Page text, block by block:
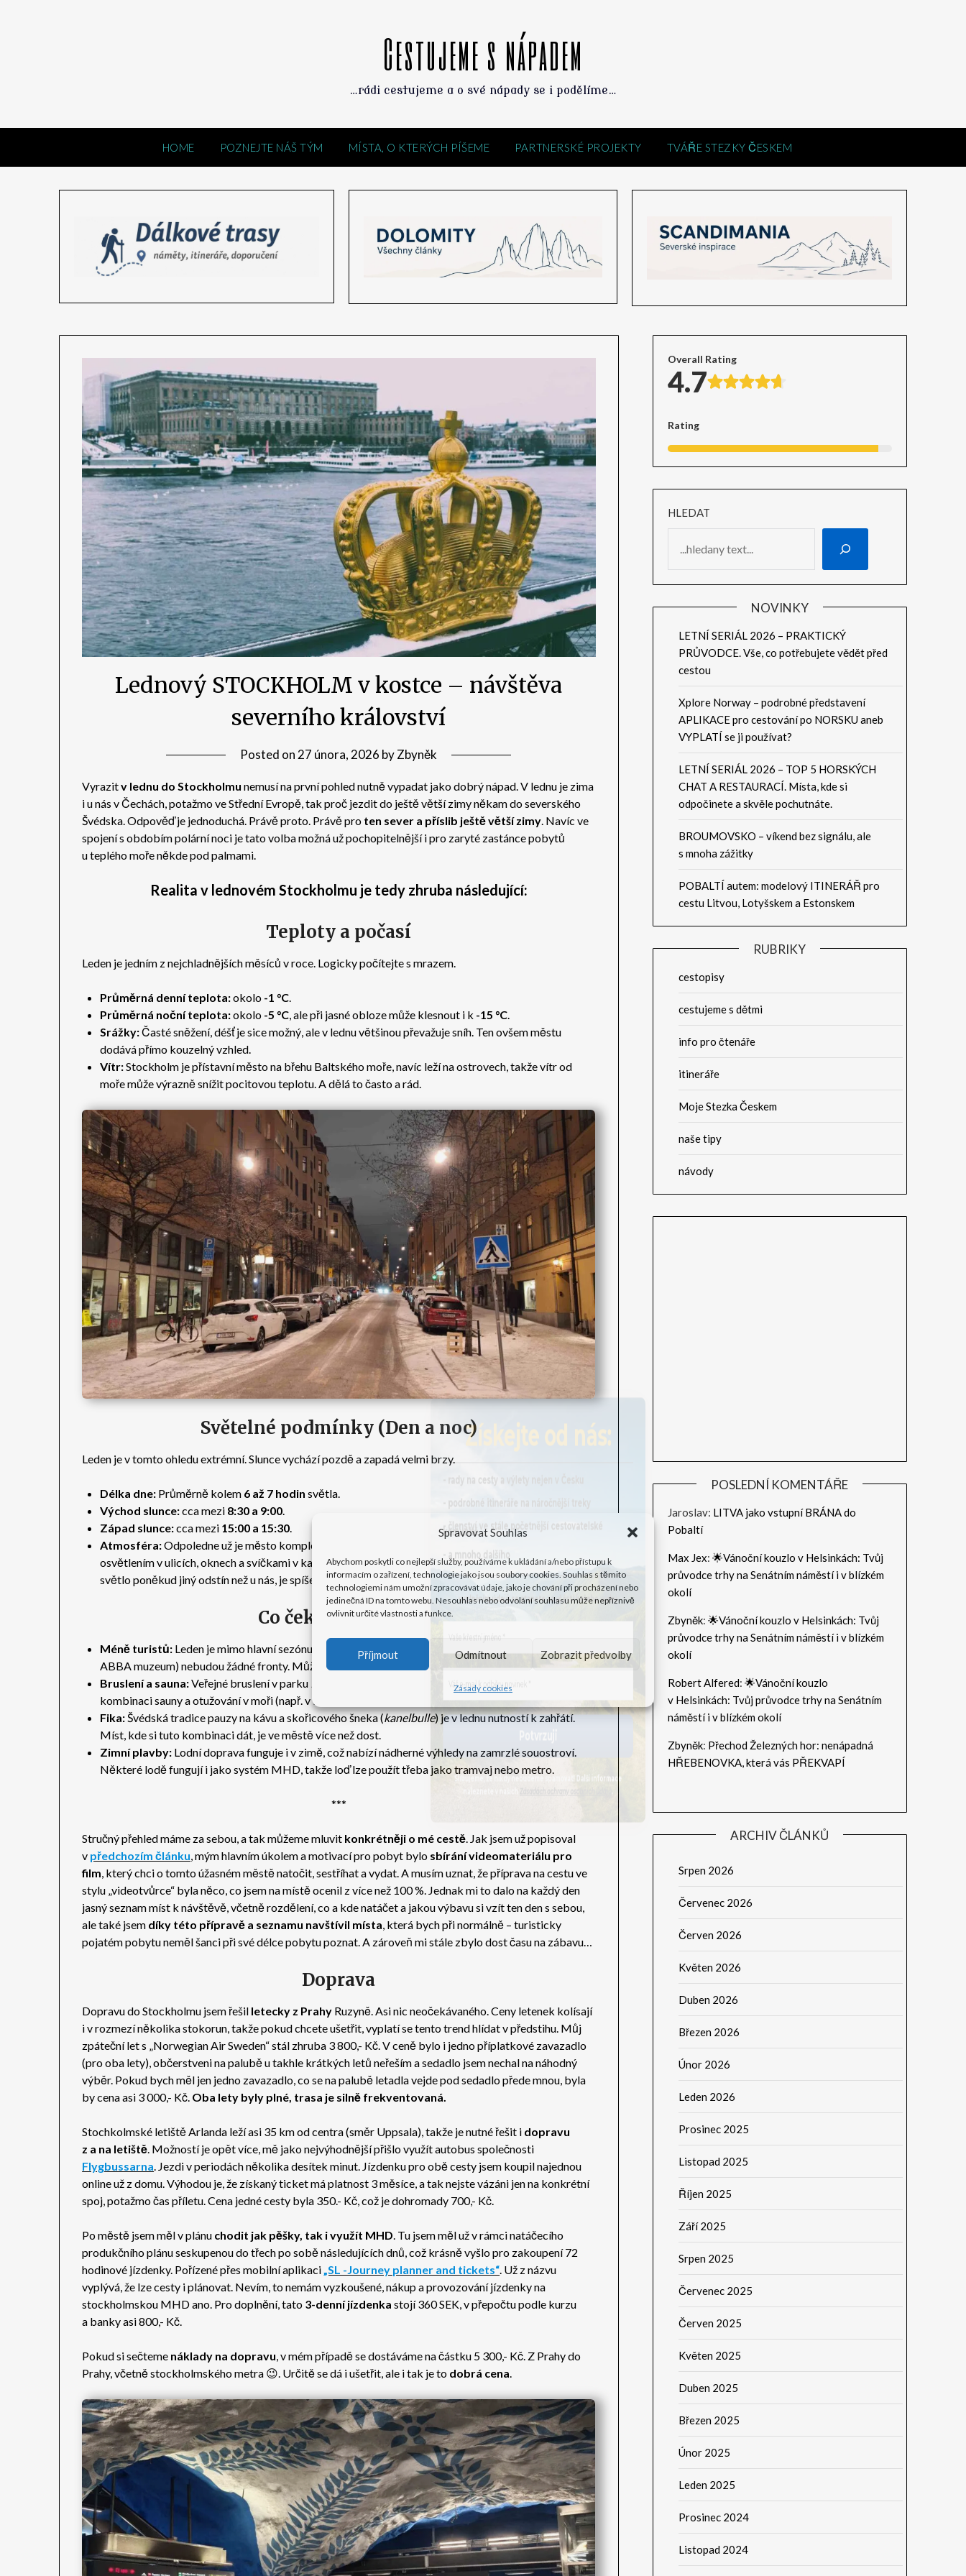
Spravovat Souhlas
Abychom poskytli co nejlepší služby, používáme k ukládání a/nebo přístupu k
informacím o zařízení, technologie jako jsou soubory cookies. Souhlas s těmito
technologiemi nám umožní zpracovávat údaje, jako je chování při procházení nebo
jedinečná ID na tomto webu. Nesouhlas nebo odvolání souhlasu může nepříznivě
ovlivnit určité vlastnosti a funkce.
Příjmout Odmítnout Zobrazit předvolby
Zásady cookies
Cestujeme s nápadem
…rádi cestujeme a o své nápady se i podělíme…
HOME POZNEJTE NÁŠ TÝM MÍSTA, O KTERÝCH PÍŠEME PARTNERSKÉ PROJEKTY TVÁŘE STEZKY ČESKEM
Lednový STOCKHOLM v kostce – návštěva
severního království
Posted on 27 února, 2026 byZbyněk
Vyrazitv lednu do Stockholmu nemusí na první pohled nutně vypadat jako dobrý nápad. V lednu je zima
i u nás v Čechách, potažmo ve Střední Evropě, tak proč jezdit do ještě větší zimy někam do severského
Švédska. Odpověď je jednoduchá. Právě proto. Právě pro ten sever a příslib ještě větší zimy. Navíc ve
spojení s obdobím polární noci je tato volba možná už pochopitelnější i pro zaryté zastánce pobytů
u teplého moře někde pod palmami.
Realita v lednovém Stockholmu je tedy zhruba následující:
Teploty a počasí
Leden je jedním z nejchladnějších měsíců v roce. Logicky počítejte s mrazem.
Průměrná denní teplota:okolo -1 °C.
Průměrná noční teplota:okolo -5 °C, ale při jasné obloze může klesnout i k -15 °C.
Srážky:Časté sněžení, déšť je sice možný, ale v lednu většinou převažuje sníh. Ten ovšem městu
dodává přímo kouzelný vzhled.
Vítr:Stockholm je přístavní město na břehu Baltského moře, navíc leží na ostrovech, takže vítr od
moře může výrazně snížit pocitovou teplotu. A dělá to často a rád.
Světelné podmínky (Den a noc)
Leden je v tomto ohledu extrémní. Slunce vychází pozdě a zapadá velmi brzy.
Délka dne: Průměrně kolem 6 až 7 hodin světla.
Východ slunce:cca mezi 8:30 a 9:00.
Západ slunce:cca mezi 15:00 a 15:30.
Atmosféra:Odpoledne už je město kompletně zahaleno do tmy, což Švédové kompenzují bohatým
osvětlením v ulicích, oknech a svíčkami v kavárnách (konceptmysneboli útulno). I ve dne má sluneční
světlo poněkud jiný odstín než u nás, je spíše do modra.
Co čekat a co zažít
Méně turistů: Leden je mimo hlavní sezónu, takže v muzeích (jako je Vasa, Královský palác nebo
ABBA muzeum) nebudou žádné fronty. Můžu potvrdit.
Bruslení a sauna:Veřejné bruslení v parku
je zážitek. Švédové také milují
kombinaci sauny a otužování v moři (např. v lázních
Fika:Švédská tradice pauzy na kávu a skořicového šneka (kanelbulle) je v lednu nutností k zahřátí.
Míst, kde si tuto kombinaci dát, je ve městě více než dost.
Zimní plavby: Lodní doprava funguje i v zimě, což nabízí nádherné výhledy na zamrzlé souostroví.
Některé lodě fungují i jako systém MHD, takže loď lze použít třeba jako tramvaj nebo metro.
***
Stručný přehled máme za sebou, a tak můžeme mluvit konkrétněji o mé cestě. Jak jsem už popisoval
v předchozím článku, mým hlavním úkolem a motivací pro pobyt bylo sbírání videomateriálu pro
film, který chci o tomto úžasném městě natočit, sestříhat a vydat. A musím uznat, že příprava na cestu ve
stylu „videotvůrce“ byla něco, co jsem na místě ocenil z více než 100 %. Jednak mi to dalo na každý den
jasný seznam míst k návštěvě, včetně rozdělení, co a kde natáčet a jakou výbavu si vzít ten den s sebou,
ale také jsem díky této přípravě a seznamu navštívil místa, která bych při normálně – turisticky
pojatém pobytu neměl šanci při své délce pobytu poznat. A zároveň mi stále zbylo dost času na zábavu…
Doprava
Dopravu do Stockholmu jsem řešil letecky z Prahy Ruzyně. Asi nic neočekávaného. Ceny letenek kolísají
i v rozmezí několika stokorun, takže pokud chcete ušetřit, vyplatí se tento trend hlídat v předstihu. Můj
zpáteční let s „Norwegian Air Sweden“ stál zhruba 3 800,- Kč. V ceně bylo i jedno příplatkové zavazadlo
(pro oba lety), občerstveni na palubě u takhle krátkých letů neřeším a sedadlo jsem nechal na náhodný
výběr. Pokud bych měl jen jedno zavazadlo, co se na palubě letadla vejde pod sedadlo přede mnou, byla
by cena asi 3 000,- Kč. Oba lety byly plné, trasa je silně frekventovaná.
Stochkolmské letiště Arlanda leží asi 35 km od centra (směr Uppsala), takže je nutné řešit i dopravu
z a na letiště. Možností je opět více, mě jako nejvýhodnější přišlo využít autobus společnosti
Flygbussarna. Jezdi v periodách několika desítek minut. Jízdenku pro obě cesty jsem koupil najednou
online už z domu. Výhodou je, že získaný ticket má platnost 3 měsíce, a tak nejste vázáni jen na konkrétní
spoj, potažmo čas příletu. Cena jedné cesty byla 350.- Kč, což je dohromady 700,- Kč.
Po městě jsem měl v plánu chodit jak pěšky, tak i využít MHD. Tu jsem měl už v rámci natáčecího
produkčního plánu seskupenou do třech po sobě následujících dnů, což krásně vyšlo pro zakoupení 72
hodinové jízdenky. Pořízené přes mobilní aplikaci„SL -Journey planner and tickets“. Už z názvu
vyplývá, že lze cesty i plánovat. Nevím, to nemám vyzkoušené, nákup a provozování jízdenky na
stockholmskou MHD ano. Pro doplnění, tato 3-denní jízdenka stojí 360 SEK, v přepočtu podle kurzu
a banky asi 800,- Kč.
Pokud si sečteme náklady na dopravu, v mém případě se dostáváme na částku 5 300,- Kč. Z Prahy do
Prahy, včetně stockholmského metra 😉. Určitě se dá i ušetřit, ale i tak je to dobrá cena.
Získejte od nás:
- rady na cesty a výlety nejen v Česku
- podrobné itineráře na náročnější treky
- členství ve stále početnější cestovatelské
vyplněním údajů sestanete součástí našeho webu
Slibujeme, že nikdy nebudeme spamovat! Další informace
Zásadách ochrany osobních údajů
Overall Rating
4.7
Rating
HLEDAT
NOVINKY
LETNÍ SERIÁL 2026 – PRAKTICKÝ
PRŮVODCE. Vše, co potřebujete vědět před
cestou
Xplore Norway – podrobné představení
APLIKACE pro cestování po NORSKU aneb
VYPLATÍ se ji používat?
LETNÍ SERIÁL 2026 – TOP 5 HORSKÝCH
CHAT A RESTAURACÍ. Místa, kde si
odpočinete a skvěle pochutnáte.
BROUMOVSKO – víkend bez signálu, ale
s mnoha zážitky
POBALTÍ autem: modelový ITINERÁŘ pro
cestu Litvou, Lotyšskem a Estonskem
RUBRIKY
cestopisy
cestujeme s dětmi
info pro čtenáře
itineráře
Moje Stezka Českem
naše tipy
návody
POSLEDNÍ KOMENTÁŘE
Jaroslav: LITVA jako vstupní BRÁNA do
Pobaltí
Max Jex: 🌟Vánoční kouzlo v Helsinkách: Tvůj
průvodce trhy na Senátním náměstí i v blízkém
okolí
Zbyněk: 🌟Vánoční kouzlo v Helsinkách: Tvůj
průvodce trhy na Senátním náměstí i v blízkém
okolí
Robert Alfered: 🌟Vánoční kouzlo
v Helsinkách: Tvůj průvodce trhy na Senátním
náměstí i v blízkém okolí
Zbyněk: Přechod Železných hor: nenápadná
HŘEBENOVKA, která vás PŘEKVAPÍ
ARCHIV ČLÁNKŮ
Srpen 2026
Červenec 2026
Červen 2026
Květen 2026
Duben 2026
Březen 2026
Únor 2026
Leden 2026
Prosinec 2025
Listopad 2025
Říjen 2025
Září 2025
Srpen 2025
Červenec 2025
Červen 2025
Květen 2025
Duben 2025
Březen 2025
Únor 2025
Leden 2025
Prosinec 2024
Listopad 2024